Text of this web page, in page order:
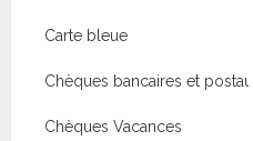
Carte bleue
Chèques bancaires et postaux
Chèques Vacances